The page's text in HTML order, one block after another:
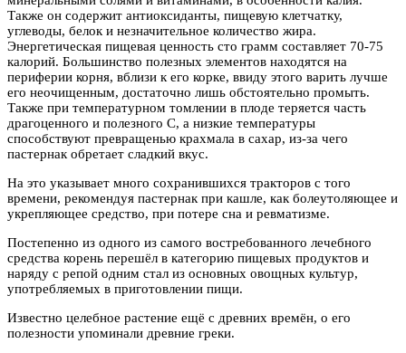
Также он содержит антиоксиданты, пищевую клетчатку,
углеводы, белок и незначительное количество жира.
Энергетическая пищевая ценность сто грамм составляет 70-75
калорий. Большинство полезных элементов находятся на
периферии корня, вблизи к его корке, ввиду этого варить лучше
его неочищенным, достаточно лишь обстоятельно промыть.
Также при температурном томлении в плоде теряется часть
драгоценного и полезного С, а низкие температуры
способствуют превращенью крахмала в сахар, из-за чего
пастернак обретает сладкий вкус.
На это указывает много сохранившихся тракторов с того
времени, рекомендуя пастернак при кашле, как болеутоляющее и
укрепляющее средство, при потере сна и ревматизме.
Постепенно из одного из самого востребованного лечебного
средства корень перешёл в категорию пищевых продуктов и
наряду с репой одним стал из основных овощных культур,
употребляемых в приготовлении пищи.
Известно целебное растение ещё с древних времён, о его
полезности упоминали древние греки.